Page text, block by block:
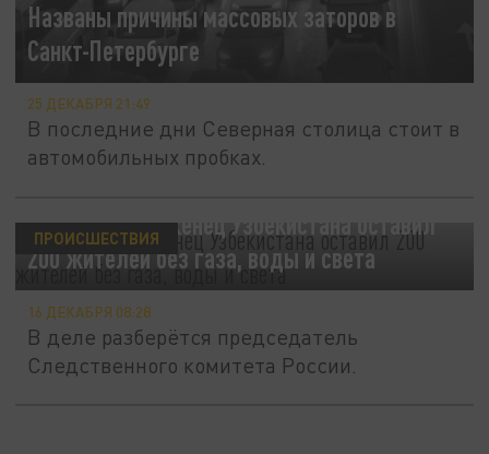
Названы причины массовых заторов в
Санкт-Петербурге
25 ДЕКАБРЯ 21:49
В последние дни Северная столица стоит в
автомобильных пробках.
В Сальске уроженец Узбекистана оставил
200 жителей без газа, воды и света
ПРОИСШЕСТВИЯ
16 ДЕКАБРЯ 08:28
В деле разберётся председатель
Следственного комитета России.